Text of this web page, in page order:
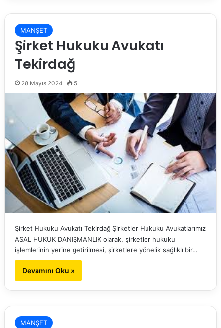
MANŞET
Şirket Hukuku Avukatı
Tekirdağ
28 Mayıs 2024 5
Şirket Hukuku Avukatı Tekirdağ Şirketler Hukuku Avukatlarımız
ASAL HUKUK DANIŞMANLIK olarak, şirketler hukuku
işlemlerinin yerine getirilmesi, şirketlere yönelik sağlıklı bir…
Devamını Oku »
MANŞET